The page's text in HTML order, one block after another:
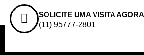
SOLICITE UMA VISITA AGORA
(11) 95777-2801